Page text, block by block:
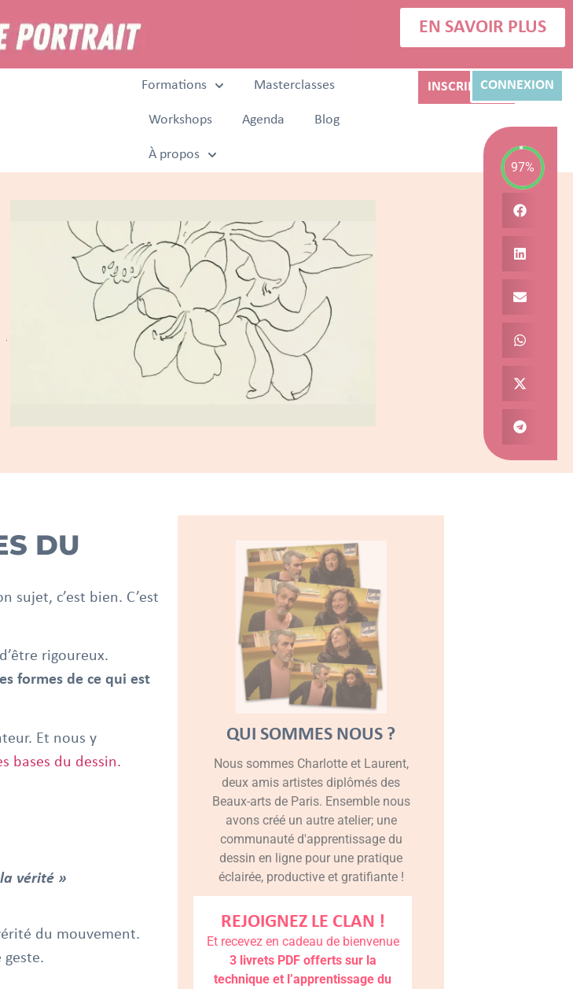
EN SAVOIR PLUS
Formations Masterclasses
Workshops Agenda Blog
À propos
INSCRIPTIONCONNEXION
DU
sujet, c’est bien. C’est
rigoureux.
formes de ce qui est
Et nous y
bases du dessin.
la vérité »
du mouvement.
geste.
QUI SOMMES NOUS ?
Nous sommes Charlotte et Laurent,
deux amis artistes diplômés des
Beaux-arts de Paris. Ensemble nous
avons créé un autre atelier; une
communauté d'apprentissage du
dessin en ligne pour une pratique
éclairée, productive et gratifiante !
REJOIGNEZ LE CLAN !
Et recevez en cadeau de bienvenue
3 livrets PDF offerts sur la
technique et l’apprentissage du
97%